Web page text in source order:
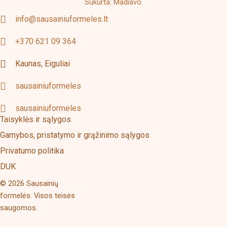
Sukurta: Madiavo.
info@sausainiuformeles.lt
+370 621 09 364
Kaunas, Eiguliai
sausainiuformeles
sausainiuformeles
Taisyklės ir sąlygos
Gamybos, pristatymo ir grąžinimo sąlygos
Privatumo politika
DUK
© 2026 Sausainių
formelės. Visos teisės
saugomos.